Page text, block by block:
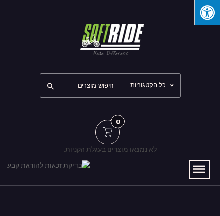
כל הקטגוריות
0
לא נמצאו מוצרים בעגלת הקניות.